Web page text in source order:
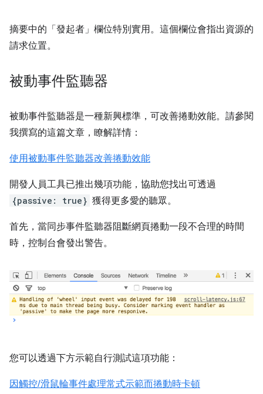
摘要中的「發起者」 欄位特別實用。這個欄位會指出資源的
請求位置。
被動事件監聽器
被動事件監聽器是一種新興標準，可改善捲動效能。請參閱
我撰寫的這篇文章，瞭解詳情：
使用被動事件監聽器改善捲動效能
開發人員工具已推出幾項功能，協助您找出可透過
{passive: true} 獲得更多愛的聽眾。
首先，當同步事件監聽器阻斷網頁捲動一段不合理的時間
時，控制台會發出警告。
您可以透過下方示範自行測試這項功能：
因觸控/滑鼠輪事件處理常式示範而捲動時卡頓